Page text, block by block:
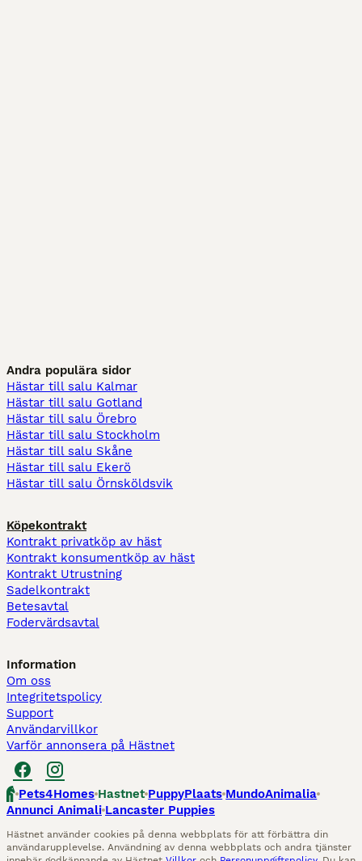
Andra populära sidor
Hästar till salu Kalmar
Hästar till salu Gotland
Hästar till salu Örebro
Hästar till salu Stockholm
Hästar till salu Skåne
Hästar till salu Ekerö
Hästar till salu Örnsköldsvik
Köpekontrakt
Kontrakt privatköp av häst
Kontrakt konsumentköp av häst
Kontrakt Utrustning
Sadelkontrakt
Betesavtal
Fodervärdsavtal
Information
Om oss
Integritetspolicy
Support
Användarvillkor
Varför annonsera på Hästnet
Pets4Homes Hastnet PuppyPlaats MundoAnimalia
Annunci Animali Lancaster Puppies
Hästnet använder cookies på denna webbplats för att förbättra din
användarupplevelse. Användning av denna webbplats och andra tjänster